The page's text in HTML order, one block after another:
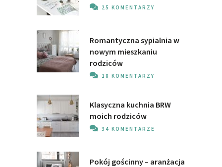
25 KOMENTARZY
Romantyczna sypialnia w
nowym mieszkaniu
rodziców
18 KOMENTARZY
Klasyczna kuchnia BRW
moich rodziców
34 KOMENTARZE
Pokój gościnny – aranżacja